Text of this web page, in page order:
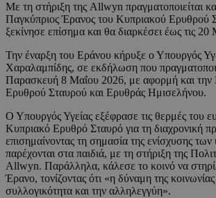
Με τη στήριξη της Allwyn πραγματοποιείται
Παγκύπριος Έρανος του Κυπριακού Ερυθρού
ξεκίνησε επίσημα και θα διαρκέσει έως τις
Την έναρξη του Εράνου κήρυξε ο Υπουργός
Χαραλαμπίδης, σε εκδήλωση που
Παρασκευή 8 Μαΐου 2026, με αφορμή και
Ερυθρού Σταυρού και Ερυθράς Ημισελήνου.
Ο Υπουργός Υγείας εξέφρασε τις θερμές του
Κυπριακό Ερυθρό Σταυρό για τη διαχρονική
επισημαίνοντας τη σημασία της ενίσχυσης
παρέχονται στα παιδιά, με τη στήριξη της
Allwyn. Παράλληλα, κάλεσε το κοινό να
Έρανο, τονίζοντας ότι «η δύναμη της
συλλογικότητα και την αλληλεγγύη».